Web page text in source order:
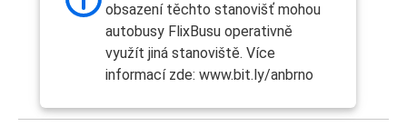
obsazení těchto stanovišť mohou
autobusy FlixBusu operativně
využít jiná stanoviště. Více
informací zde: www.bit.ly/anbrno